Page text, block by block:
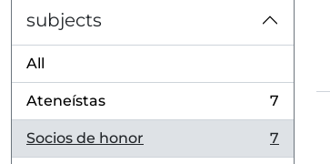
subjects
All
Ateneístas
, 7 results
7
Socios de honor
, 7 results
7